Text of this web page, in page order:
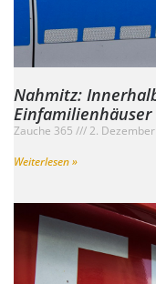
Nahmitz:
Zauche 365 2.
Weiterlesen »